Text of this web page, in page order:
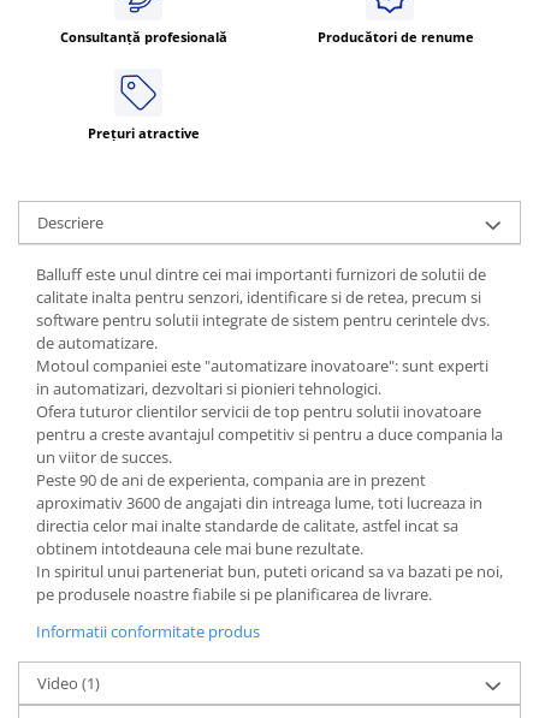
Consultanță profesională Producători de renume
Prețuri atractive
Descriere
Balluff este unul dintre cei mai importanti furnizori de solutii de
calitate inalta pentru senzori, identificare si de retea, precum si
software pentru solutii integrate de sistem pentru cerintele dvs.
de automatizare.
Motoul companiei este "automatizare inovatoare": sunt experti
in automatizari, dezvoltari si pionieri tehnologici.
Ofera tuturor clientilor servicii de top pentru solutii inovatoare
pentru a creste avantajul competitiv si pentru a duce compania la
un viitor de succes.
Peste 90 de ani de experienta, compania are in prezent
aproximativ 3600 de angajati din intreaga lume, toti lucreaza in
directia celor mai inalte standarde de calitate, astfel incat sa
obtinem intotdeauna cele mai bune rezultate.
In spiritul unui parteneriat bun, puteti oricand sa va bazati pe noi,
pe produsele noastre fiabile si pe planificarea de livrare.
Informatii conformitate produs
Video (1)